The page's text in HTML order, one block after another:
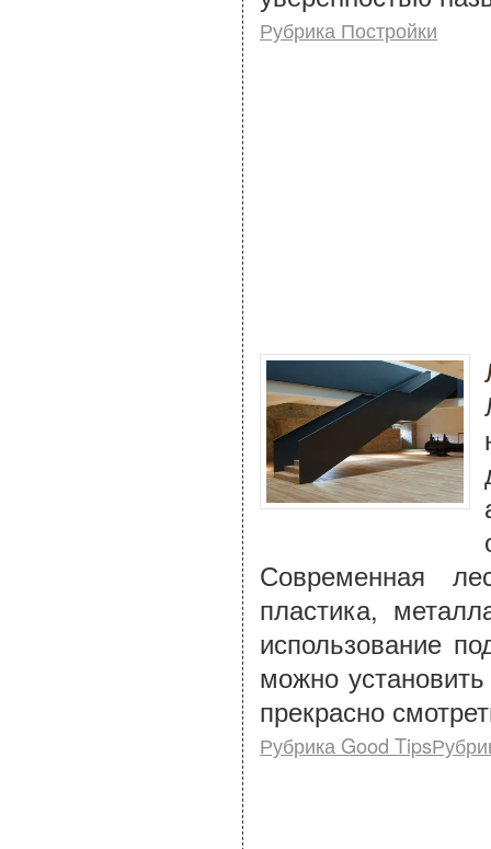
Рубрика Постройки
Современная
пластика,
использование
можно
прекрасно
Рубрика Good